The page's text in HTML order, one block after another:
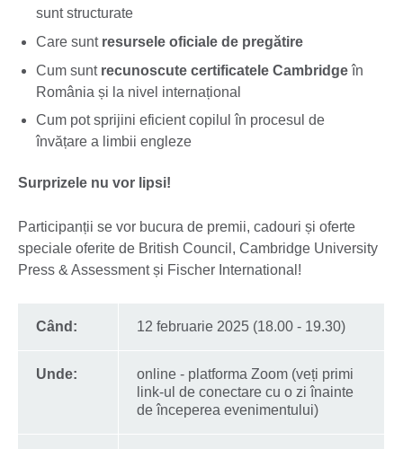
sunt structurate
Care sunt resursele oficiale de pregătire
Cum sunt recunoscute certificatele Cambridgeîn
România și la nivel internațional
Cum pot sprijini eficient copilul în procesul de
învățare a limbii engleze
Surprizele nu vor lipsi!
Participanții se vor bucura de premii, cadouri și oferte
speciale oferite de British Council, Cambridge University
Press & Assessment și Fischer International!
Când: 12 februarie 2025 (18.00 - 19.30)
Unde:
online - platforma Zoom (veți primi
link-ul de conectare cu o zi înainte
de începerea evenimentului)